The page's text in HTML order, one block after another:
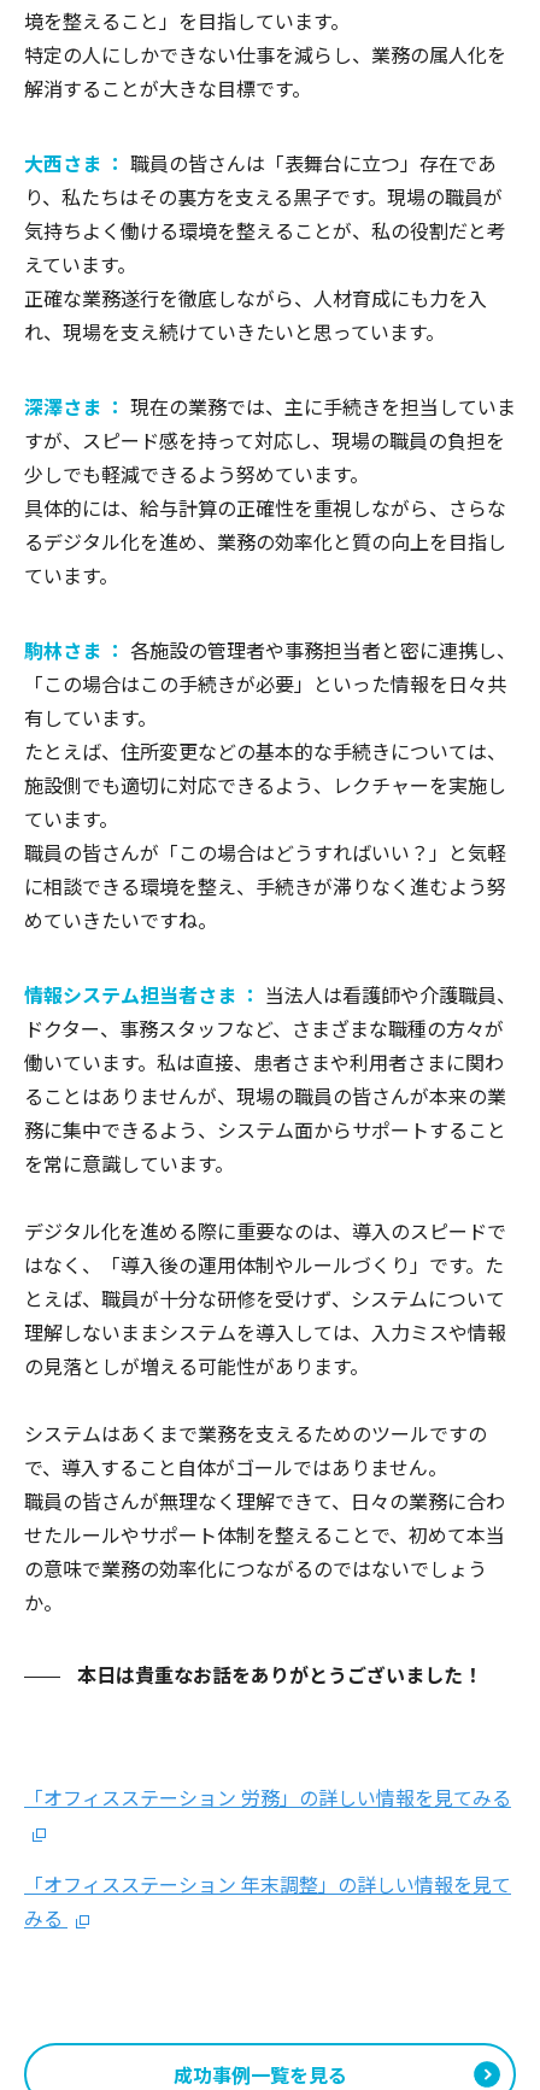
境を整えること」を目指しています。
特定の人にしかできない仕事を減らし、業務の属人化を
解消することが大きな目標です。
大西さま ： 職員の皆さんは「表舞台に立つ」存在であ
り、私たちはその裏方を支える黒子です。現場の職員が
気持ちよく働ける環境を整えることが、私の役割だと考
えています。
正確な業務遂行を徹底しながら、人材育成にも力を入
れ、現場を支え続けていきたいと思っています。
深澤さま ： 現在の業務では、主に手続きを担当していま
すが、スピード感を持って対応し、現場の職員の負担を
少しでも軽減できるよう努めています。
具体的には、給与計算の正確性を重視しながら、さらな
るデジタル化を進め、業務の効率化と質の向上を目指し
ています。
駒林さま ： 各施設の管理者や事務担当者と密に連携し、
「この場合はこの手続きが必要」といった情報を日々共
有しています。
たとえば、住所変更などの基本的な手続きについては、
施設側でも適切に対応できるよう、レクチャーを実施し
ています。
職員の皆さんが「この場合はどうすればいい？」と気軽
に相談できる環境を整え、手続きが滞りなく進むよう努
めていきたいですね。
情報システム担当者さま ： 当法人は看護師や介護職員、
ドクター、事務スタッフなど、さまざまな職種の方々が
働いています。私は直接、患者さまや利用者さまに関わ
ることはありませんが、現場の職員の皆さんが本来の業
務に集中できるよう、システム面からサポートすること
を常に意識しています。
デジタル化を進める際に重要なのは、導入のスピードで
はなく、「導入後の運用体制やルールづくり」です。た
とえば、職員が十分な研修を受けず、システムについて
理解しないままシステムを導入しては、入力ミスや情報
の見落としが増える可能性があります。
システムはあくまで業務を支えるためのツールですの
で、導入すること自体がゴールではありません。
職員の皆さんが無理なく理解できて、日々の業務に合わ
せたルールやサポート体制を整えることで、初めて本当
の意味で業務の効率化につながるのではないでしょう
か。
本日は貴重なお話をありがとうございました！
「オフィスステーション 労務」の詳しい情報を見てみる
「オフィスステーション 年末調整」の詳しい情報を見て
みる
成功事例一覧を見る